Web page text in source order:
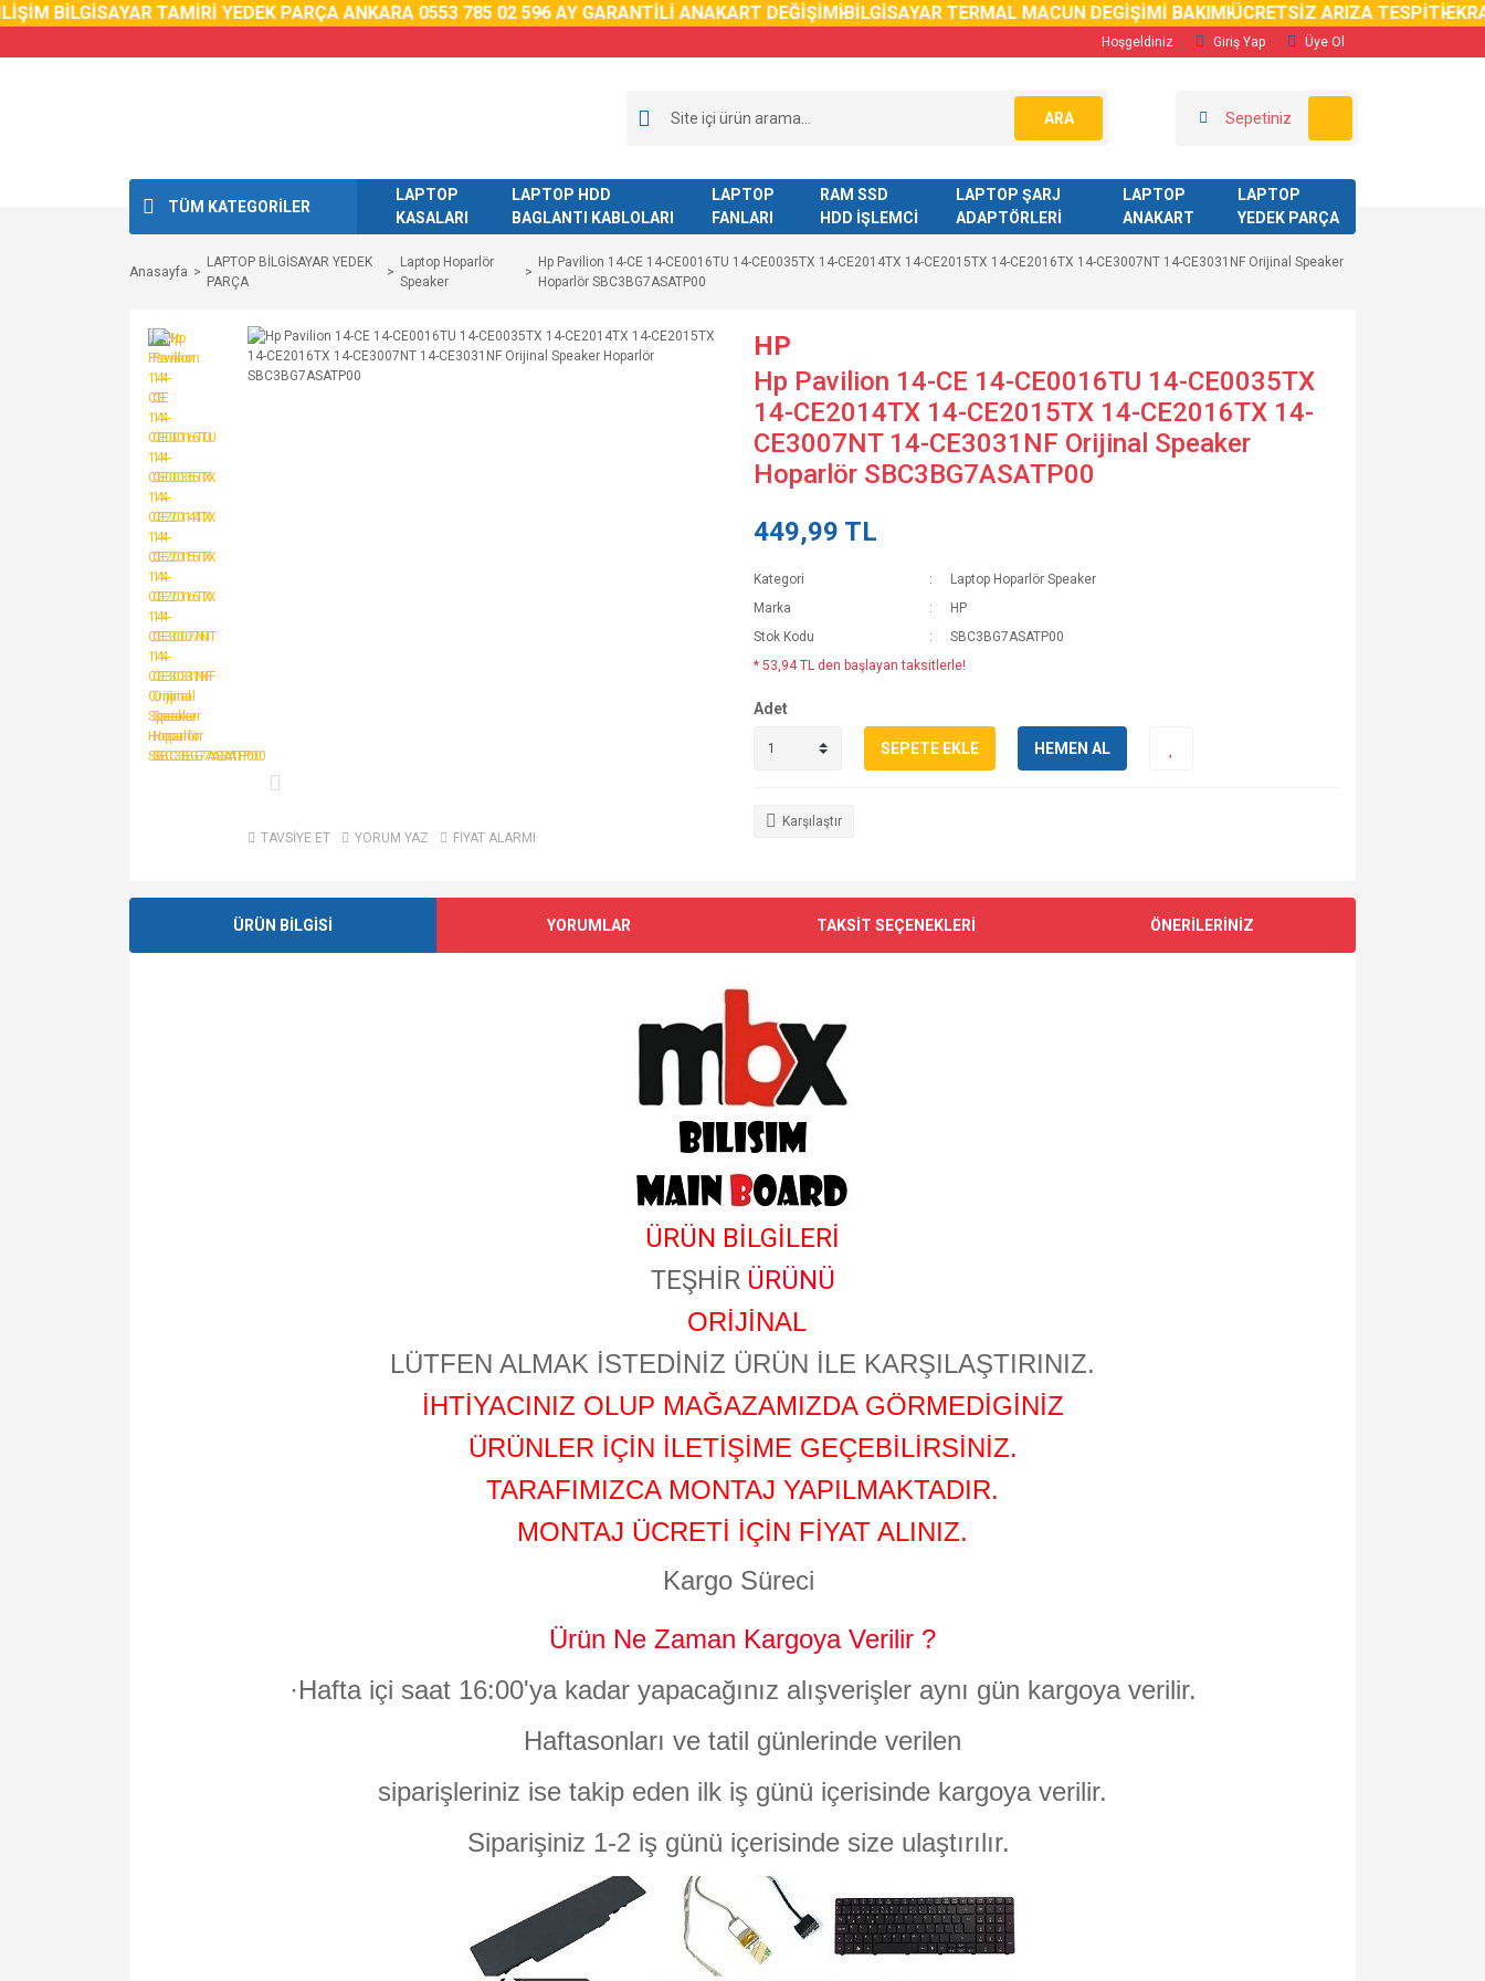
BİLGİSAYAR TAMİRİ YEDEK PARÇA ANKARA 0553 785 02 596 AY GARANTİLİ ANAKART DEĞİŞİMİBİLGİSAYAR TERMAL MACUN DEGİŞİMİ BAKIMIÜCRETSİZ ARIZA TESPİTİEKRAN
Hoşgeldiniz Giriş Yap Üye Ol
ARA Sepetiniz
TÜM KATEGORİLER
LAPTOP
KASALARI
LAPTOP HDD
BAGLANTI KABLOLARI
LAPTOP
FANLARI
RAM SSD
HDD İŞLEMCİ
LAPTOP ŞARJ
ADAPTÖRLERİ
LAPTOP
ANAKART
LAPTOP
YEDEK PARÇA
Anasayfa
LAPTOP BİLGİSAYAR YEDEK
PARÇA
Laptop Hoparlör
Speaker
Hp Pavilion 14-CE 14-CE0016TU 14-CE0035TX 14-CE2014TX 14-CE2015TX 14-CE2016TX 14-CE3007NT 14-CE3031NF Orijinal Speaker
Hoparlör SBC3BG7ASATP00
TAVSİYE ET YORUM YAZ FİYAT ALARMI
HP
Hp Pavilion 14-CE 14-CE0016TU 14-CE0035TX
14-CE2014TX 14-CE2015TX 14-CE2016TX 14-
CE3007NT 14-CE3031NF Orijinal Speaker
Hoparlör SBC3BG7ASATP00
449,99 TL
Kategori
Laptop Hoparlör Speaker
Marka
HP
Stok Kodu
SBC3BG7ASATP00
* 53,94 TL den başlayan taksitlerle!
Adet
SEPETE EKLE HEMEN AL
Karşılaştır
ÜRÜN BİLGİSİ YORUMLAR TAKSİT SEÇENEKLERİ ÖNERİLERİNİZ
ÜRÜN BİLGİLERİ
TEŞHİR ÜRÜNÜ
ORİJİNAL
LÜTFEN ALMAK İSTEDİNİZ ÜRÜN İLE KARŞILAŞTIRINIZ.
İHTİYACINIZ OLUP MAĞAZAMIZDA GÖRMEDİGİNİZ
ÜRÜNLER İÇİN İLETİŞİME GEÇEBİLİRSİNİZ.
TARAFIMIZCA MONTAJ YAPILMAKTADIR.
MONTAJ ÜCRETİ İÇİN FİYAT ALINIZ.
Kargo Süreci
Ürün Ne Zaman Kargoya Verilir ?
·Hafta içi saat 16:00'ya kadar yapacağınız alışverişler aynı gün kargoya verilir.
Haftasonları ve tatil günlerinde verilen
siparişleriniz ise takip eden ilk iş günü içerisinde kargoya verilir.
Siparişiniz 1-2 iş günü içerisinde size ulaştırılır.